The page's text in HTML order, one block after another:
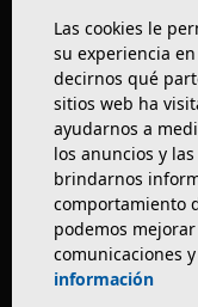
Cartera Privada de
Inmo Olaya
Venta de edificios
Comprar
Las cookies le
su experiencia
decirnos qué
sitios web ha
ayudarnos a
los anuncios y
brindarnos
comportamiento
podemos
comunicaciones
información